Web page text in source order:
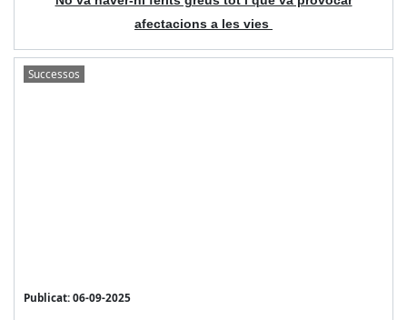
afectacions a les vies
Successos
Publicat: 06-09-2025